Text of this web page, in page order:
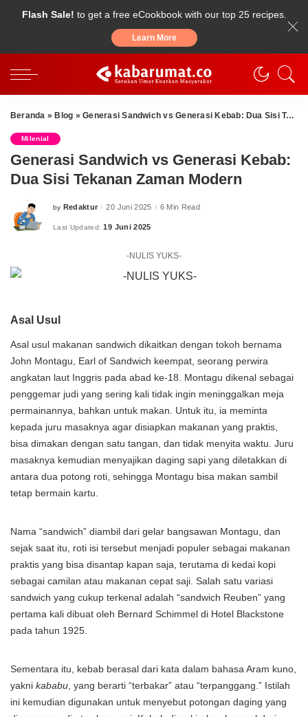
Flash Sale! to get a free eCookbook with our top 25 recipes.
Learn More
Beranda » Blog »Generasi Sandwich vs Generasi Kebab: Dua Sisi Tekanan Zaman Modern
Milenial
Generasi Sandwich vs Generasi Kebab:
Dua Sisi Tekanan Zaman Modern
Posted
by Redaktur 20 Juni 2025 6 Min Read
Last Updated: 19 Juni 2025
-NULIS YUKS-
Asal Usul
Asal usul makanan sandwich dikaitkan dengan tokoh bernama
John Montagu, Earl of Sandwich keempat, seorang perwira
angkatan laut Inggris pada abad ke-18. Montagu dikenal sebagai
penggemar judi yang sering kali tidak ingin meninggalkan meja
permainannya, bahkan untuk makan. Untuk itu, ia meminta
kepada juru masaknya agar disiapkan makanan yang praktis,
bisa dimakan dengan satu tangan, dan tidak menyita waktu. Juru
masaknya kemudian menyajikan daging sapi yang diletakkan di
antara dua potong roti, sehingga Montagu bisa makan sambil
tetap bermain kartu.
Nama “sandwich” diambil dari gelar bangsawan Montagu, dan
sejak saat itu, roti isi tersebut menjadi populer sebagai makanan
praktis yang bisa disantap kapan saja, terutama di kedai kopi
sebagai camilan atau makanan cepat saji. Salah satu variasi
sandwich yang cukup terkenal adalah “sandwich Reuben” yang
pertama kali dibuat oleh Bernard Schimmel di Hotel Blackstone
pada tahun 1925.
Sementara itu, kebab berasal dari kata dalam bahasa Aram kuno,
yakni kababu , yang berarti “terbakar” atau “terpanggang.” Istilah
ini kemudian digunakan untuk menyebut potongan daging yang